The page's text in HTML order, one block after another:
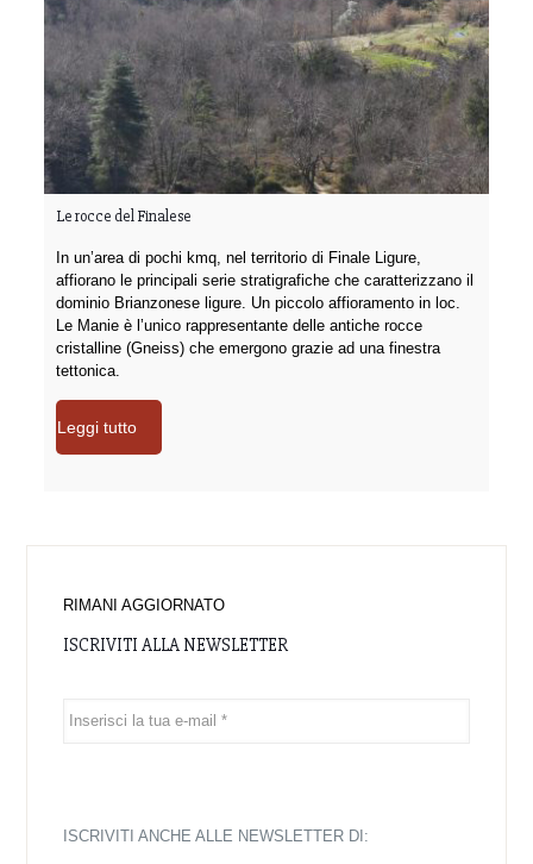
Le rocce del Finalese
In un’area di pochi kmq, nel territorio di Finale Ligure,
affiorano le principali serie stratigrafiche che caratterizzano il
dominio Brianzonese ligure. Un piccolo affioramento in loc.
Le Manie è l’unico rappresentante delle antiche rocce
cristalline (Gneiss) che emergono grazie ad una finestra
tettonica.
Leggi tutto
RIMANI AGGIORNATO
ISCRIVITI ALLA NEWSLETTER
ISCRIVITI ANCHE ALLE NEWSLETTER DI: